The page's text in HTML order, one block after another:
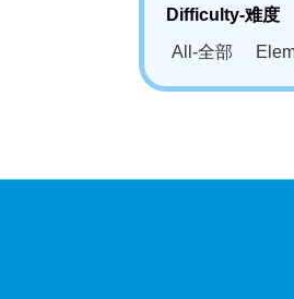
Difficulty-难度
All-全部